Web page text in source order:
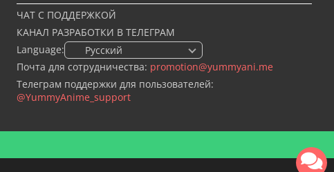
ЧАТ С ПОДДЕРЖКОЙ
КАНАЛ РАЗРАБОТКИ В ТЕЛЕГРАМ
Language:
🇷🇺 Русский
Почта для сотрудничества: promotion@yummyani.me
Телеграм поддержки для пользователей:
@YummyAnime_support